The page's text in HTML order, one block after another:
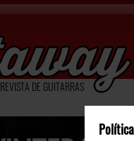
REVISTA DE GUITARRAS